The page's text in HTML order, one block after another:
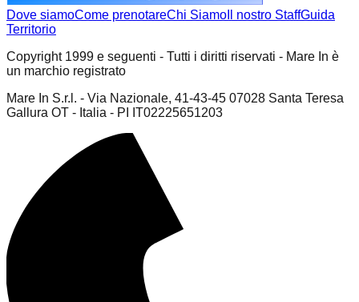
Dove siamoCome prenotareChi Siamo Il nostro StaffGuida
Territorio
Copyright 1999 e seguenti - Tutti i diritti riservati - Mare In è
un marchio registrato
Mare In S.r.l. - Via Nazionale, 41-43-45 07028 Santa Teresa
Gallura OT - Italia - PI IT02225651203